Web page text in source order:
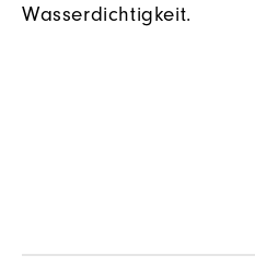
Wasserdichtigkeit.